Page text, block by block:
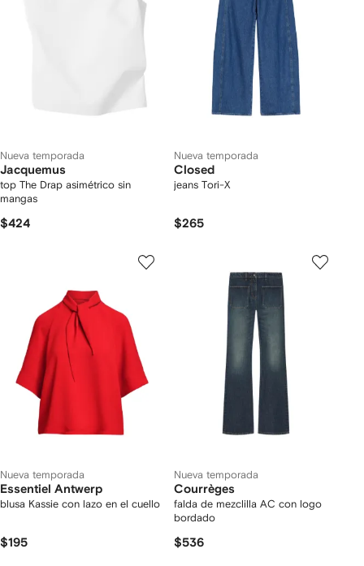
Nueva temporada
Jacquemus
top The Drap asimétrico sin
mangas
$424
Nueva temporada
Closed
jeans Tori-X
$265
Nueva temporada
Essentiel Antwerp
blusa Kassie con lazo en el cuello
$195
Nueva temporada
Courrèges
falda de mezclilla AC con logo
bordado
$536